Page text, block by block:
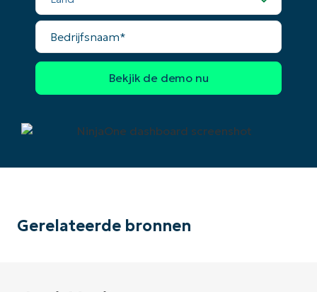
Bedrijfsnaam*
Gerelateerde bronnen
name*